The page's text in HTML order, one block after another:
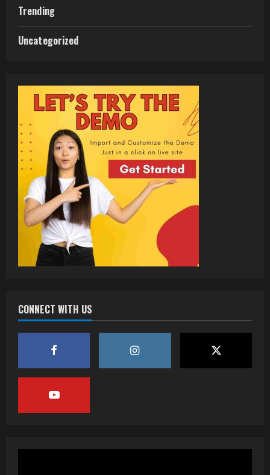
Trending
Uncategorized
CONNECT WITH US
वर्ल्डवाइड रिकॉर्ड्स भोजपुरी का नया धमाकेदार गाना
जल्द, दुबई की खूबसूरत लोकेशन्स पर हो रही है
July 16, 2026